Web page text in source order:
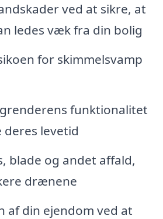
ved at sikre, at
ledes væk fra din bolig
for skimmelsvamp
funktionalitet
levetid
blade og andet affald,
drænene
af din ejendom ved at